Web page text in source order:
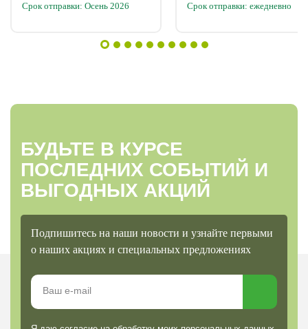
Срок отправки: Осень 2026 Срок отправки: ежедневно
БУДЬТЕ В КУРСЕ
ПОСЛЕДНИХ СОБЫТИЙ И
ВЫГОДНЫХ АКЦИЙ
Подпишитесь на наши новости и узнайте первыми
о наших акциях и специальных предложениях